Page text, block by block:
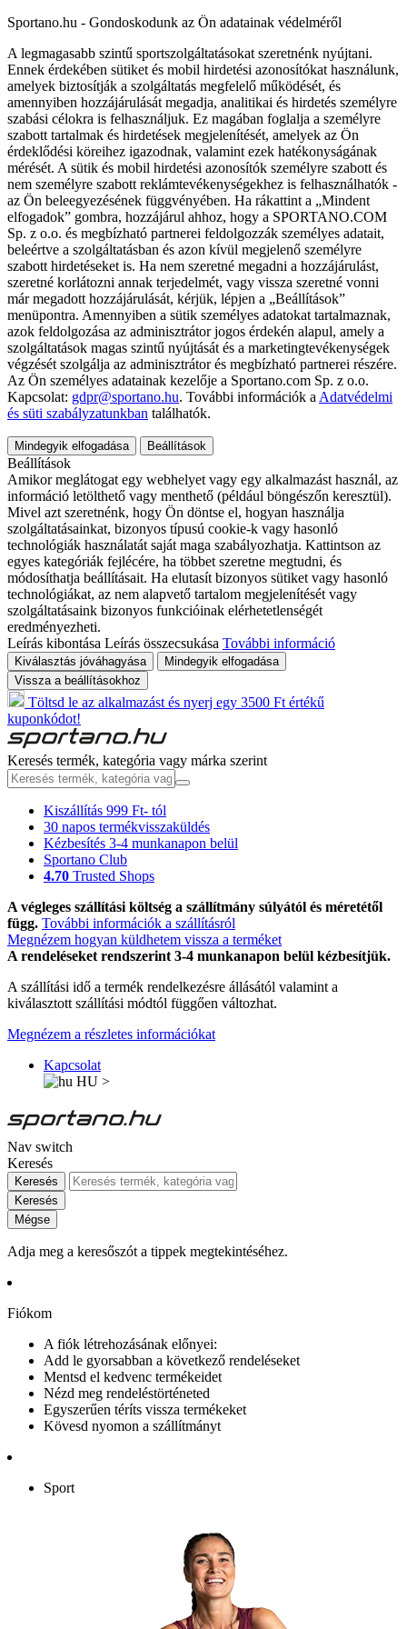
Sportano.hu - Gondoskodunk az Ön adatainak védelméről
A legmagasabb szintű sportszolgáltatásokat szeretnénk nyújtani.
Ennek érdekében sütiket és mobil hirdetési azonosítókat használunk,
amelyek biztosítják a szolgáltatás megfelelő működését, és
amennyiben hozzájárulását megadja, analitikai és hirdetés személyre
szabási célokra is felhasználjuk. Ez magában foglalja a személyre
szabott tartalmak és hirdetések megjelenítését, amelyek az Ön
érdeklődési köreihez igazodnak, valamint ezek hatékonyságának
mérését. A sütik és mobil hirdetési azonosítók személyre szabott és
nem személyre szabott reklámtevékenységekhez is felhasználhatók -
az Ön beleegyezésének függvényében. Ha rákattint a „Mindent
elfogadok” gombra, hozzájárul ahhoz, hogy a SPORTANO.COM
Sp. z o.o. és megbízható partnerei feldolgozzák személyes adatait,
beleértve a szolgáltatásban és azon kívül megjelenő személyre
szabott hirdetéseket is. Ha nem szeretné megadni a hozzájárulást,
szeretné korlátozni annak terjedelmét, vagy vissza szeretné vonni
már megadott hozzájárulását, kérjük, lépjen a „Beállítások”
menüpontra. Amennyiben a sütik személyes adatokat tartalmaznak,
azok feldolgozása az adminisztrátor jogos érdekén alapul, amely a
szolgáltatások magas szintű nyújtását és a marketingtevékenységek
végzését szolgálja az adminisztrátor és megbízható partnerei részére.
Az Ön személyes adatainak kezelője a Sportano.com Sp. z o.o.
Kapcsolat: gdpr@sportano.hu. További információk a Adatvédelmi
és süti szabályzatunkban találhatók.
Mindegyik elfogadása Beállítások
Beállítások
Amikor meglátogat egy webhelyet vagy egy alkalmazást használ, az
információ letölthető vagy menthető (például böngészőn keresztül).
Mivel azt szeretnénk, hogy Ön döntse el, hogyan használja
szolgáltatásainkat, bizonyos típusú cookie-k vagy hasonló
technológiák használatát saját maga szabályozhatja. Kattintson az
egyes kategóriák fejlécére, ha többet szeretne megtudni, és
módosíthatja beállításait. Ha elutasít bizonyos sütiket vagy hasonló
technológiákat, az nem alapvető tartalom megjelenítését vagy
szolgáltatásaink bizonyos funkcióinak elérhetetlenségét
eredményezheti.
Leírás kibontása Leírás összecsukása További információ
Kiválasztás jóváhagyása
Mindegyik elfogadása
Vissza a beállításokhoz
Töltsd le az alkalmazást és nyerj egy 3500 Ft értékű
kuponkódot!
Keresés termék, kategória vagy márka szerint
Kiszállítás 999 Ft- tól
30 napos termékvisszaküldés
Kézbesítés 3-4 munkanapon belül
Sportano Club
4.70 Trusted Shops
A végleges szállítási költség a szállítmány súlyától és méretétől
függ. További információk a szállításról
Megnézem hogyan küldhetem vissza a terméket
A rendeléseket rendszerint 3-4 munkanapon belül kézbesítjük.
A szállítási idő a termék rendelkezésre állásától valamint a
kiválasztott szállítási módtól függően változhat.
Megnézem a részletes információkat
Kapcsolat
HU >
Nav switch
Keresés
Keresés
Keresés
Mégse
Adja meg a keresőszót a tippek megtekintéséhez.
Fiókom
A fiók létrehozásának előnyei:
Add le gyorsabban a következő rendeléseket
Mentsd el kedvenc termékeidet
Nézd meg rendeléstörténeted
Egyszerűen téríts vissza termékeket
Kövesd nyomon a szállítmányt
Sport